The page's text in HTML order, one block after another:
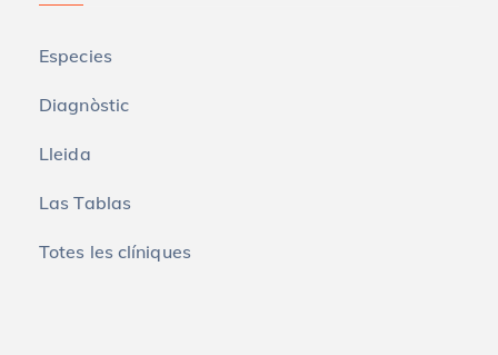
Especies
Diagnòstic
Lleida
Las Tablas
Totes les clíniques